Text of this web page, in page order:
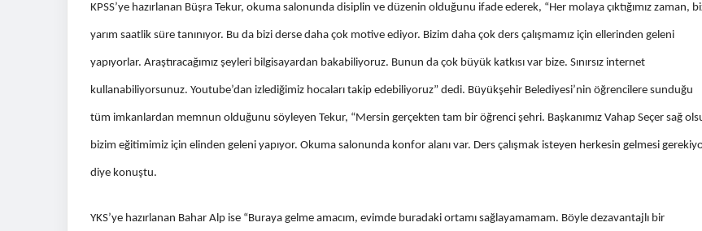
KPSS’ye hazırlanan Büşra Tekur, okuma salonunda disiplin ve düzenin olduğunu ifade ederek, “Her molaya çıktığımız zaman,
yarım saatlik süre tanınıyor. Bu da bizi derse daha çok motive ediyor. Bizim daha çok ders çalışmamız için ellerinden geleni
yapıyorlar. Araştıracağımız şeyleri bilgisayardan bakabiliyoruz. Bunun da çok büyük katkısı var bize. Sınırsız internet
kullanabiliyorsunuz. Youtube’dan izlediğimiz hocaları takip edebiliyoruz” dedi. Büyükşehir Belediyesi’nin öğrencilere sunduğu
tüm imkanlardan memnun olduğunu söyleyen Tekur, “Mersin gerçekten tam bir öğrenci şehri. Başkanımız Vahap Seçer sağ
bizim eğitimimiz için elinden geleni yapıyor. Okuma salonunda konfor alanı var. Ders çalışmak isteyen herkesin gelmesi
diye konuştu.
YKS’ye hazırlanan Bahar Alp ise “Buraya gelme amacım, evimde buradaki ortamı sağlayamamam. Böyle dezavantajlı bir